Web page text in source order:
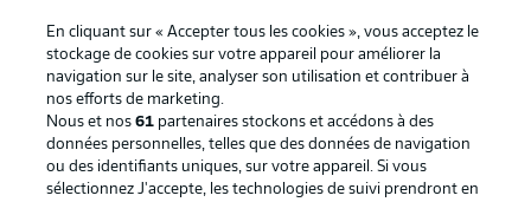
La publicité Conditions d’utilisation des
En cliquant sur « Accepter tous les cookies », vous acceptez le
stockage de cookies sur votre appareil pour améliorer la
navigation sur le site, analyser son utilisation et contribuer à
nos efforts de marketing.
Nous et nos 61partenaires stockons et accédons à des
données personnelles, telles que des données de navigation
ou des identifiants uniques, sur votre appareil. Si vous
sélectionnez J'accepte, les technologies de suivi prendront en